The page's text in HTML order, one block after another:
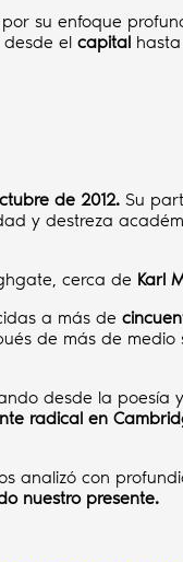
su enfoque
el capital
de 2012. Su
y destreza
cerca de Karl
a más de
de más de
desde la poesía
radical en
analizó con
nuestro presente.